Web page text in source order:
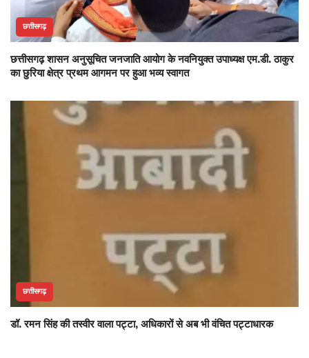
छत्तीसगढ़
छत्तीसगढ़ शासन अनुसूचित जनजाति आयोग के नवनियुक्त उपाध्यक्ष एम.डी. ठाकुर
का छुरिया क्षेत्र प्रथम आगमन पर हुआ भव्य स्वागत
छत्तीसगढ़
डॉ. रमन सिंह की तस्वीर वाला पट्टा, अधिकारों से अब भी वंचित पट्टाधारक